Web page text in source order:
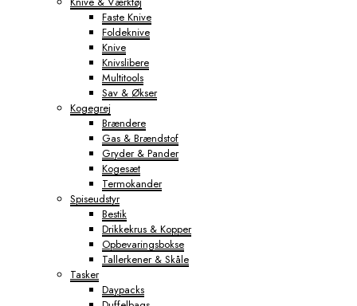
Faste Knive
Foldeknive
Knive
Knivslibere
Multitools
Sav & Økser
Kogegrej
Brændere
Gas & Brændstof
Gryder & Pander
Kogesæt
Termokander
Spiseudstyr
Bestik
Drikkekrus & Kopper
Opbevaringsbokse
Tallerkener & Skåle
Tasker
Daypacks